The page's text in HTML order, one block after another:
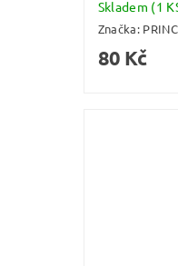
Skladem (1
Značka:
80 Kč